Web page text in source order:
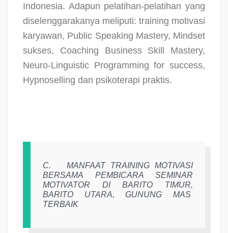
Indonesia. Adapun pelatihan-pelatihan yang
diselenggarakanya meliputi: training motivasi
karyawan, Public Speaking Mastery, Mindset
sukses, Coaching Business Skill Mastery,
Neuro-Linguistic Programming for success,
Hypnoselling dan psikoterapi praktis.
C.
MANFAAT TRAINING MOTIVASI
BERSAMA PEMBICARA SEMINAR
MOTIVATOR DI BARITO TIMUR,
BARITO UTARA, GUNUNG MAS
TERBAIK